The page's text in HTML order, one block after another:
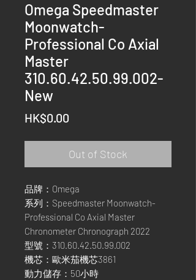
Omega Speedmaster
Moonwatch-
Professional Co Axial
Master
310.60.42.50.99.002-
New
HK$0.00
Out of Stock
品牌：Omega
系列：Speedmaster Moonwatch-
Professional Co Axial Master
Chronometer Chronograph 2022
型號：310.60.42.50.99.002
機芯：歐米茄機芯3861
動力儲存：50小時